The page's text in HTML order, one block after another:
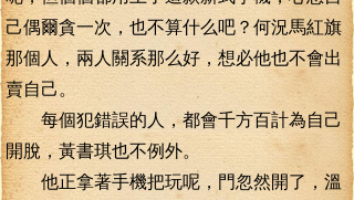
己偶爾貪一次，也不算什么吧？何況馬紅旗
那個人，兩人關系那么好，想必他也不會出
賣自己。
每個犯錯誤的人，都會千方百計為自己
開脫，黃書琪也不例外。
他正拿著手機把玩呢，門忽然開了，溫